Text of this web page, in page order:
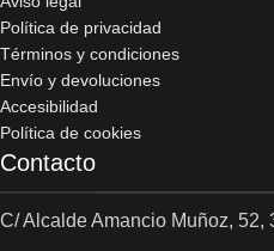
Política de privacidad
Términos y condiciones
Envío y devoluciones
Accesibilidad
Política de cookies
Contacto
C/ Alcalde Amancio Muñoz, 52,